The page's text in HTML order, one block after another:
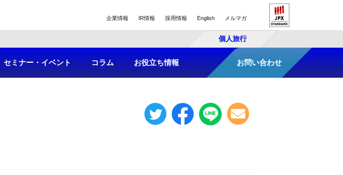
企業情報 IR情報 採用情報 English メルマガ
個人旅行
セミナー・イベント コラム お役立ち情報 お問い合わせ